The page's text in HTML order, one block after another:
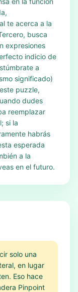
te acerca a la
busca
expresiones
indicio de
a
significado)
puzzle,
dudes
reemplazar
si la
habrás
esperada
a la
en el futuro.
solo una
en lugar
Eso hace
Pinpoint